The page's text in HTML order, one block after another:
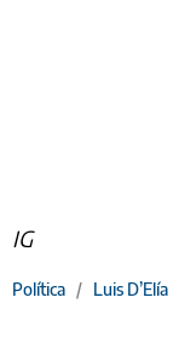
IG
Política / Luis D’Elía